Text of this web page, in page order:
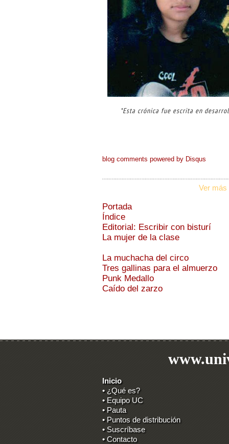
*Esta crónica fue escrita en
blog comments powered by Disqus
Ver más
Portada
Índice
Editorial: Escribir con bisturí
La mujer de la clase
La muchacha del circo
Tres gallinas para el almuerzo
Punk Medallo
Caído del zarzo
Inicio
• ¿Qué es?
• Equipo UC
• Pauta
• Puntos de distribución
• Suscríbase
• Contacto